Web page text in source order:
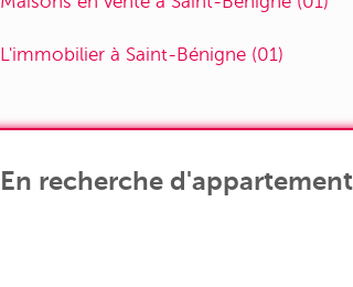
L'immobilier à Saint-Bénigne (01)
En recherche